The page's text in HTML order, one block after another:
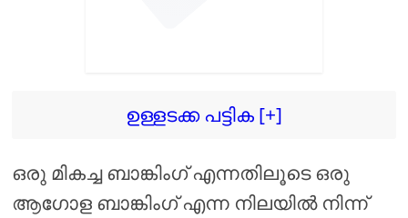
ഉള്ളടക്ക പട്ടിക [+]
ഒരു മികച്ച ബാങ്കിംഗ് എന്നതിലൂടെ ഒരു
ആഗോള ബാങ്കിംഗ് എന്ന നിലയിൽ നിന്ന്